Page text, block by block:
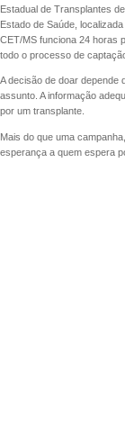
Estadual de Transplantes
Estado de Saúde,
CET/MS funciona 24 horas
todo o processo de
A decisão de doar depende
assunto. A informação
por um transplante.
Mais do que uma
esperança a quem espera